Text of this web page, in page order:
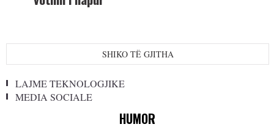
SHIKO TË GJITHA
LAJME TEKNOLOGJIKE
MEDIA SOCIALE
HUMOR